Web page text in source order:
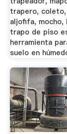
trapero, coleto,
aljofifa, mocho,
trapo de piso
herramienta
suelo en